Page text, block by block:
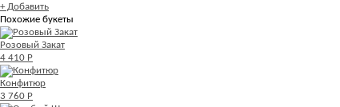
+ Добавить
Похожие букеты
Розовый Закат
4 410 Р
Конфитюр
3 760 Р